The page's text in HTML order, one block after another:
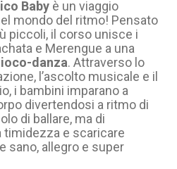
Baby è un viaggio
mondo del ritmo! Pensato
piccoli, il corso unisce i
e Merengue a una
danza. Attraverso lo
l’ascolto musicale e il
i bambini imparano a
divertendosi a ritmo di
di ballare, ma di
timidezza e scaricare
sano, allegro e super